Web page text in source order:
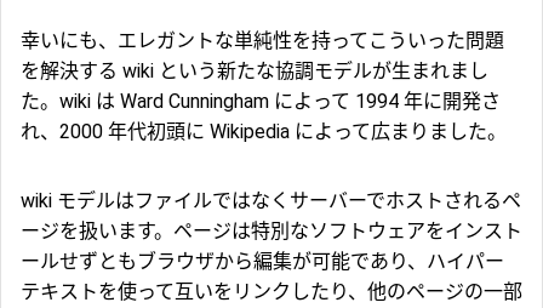
幸いにも、エレガントな単純性を持ってこういった問題
を解決する wiki という新たな協調モデルが生まれまし
た。wiki は Ward Cunningham によって 1994 年に開発さ
れ、2000 年代初頭に Wikipedia によって広まりました。
wiki モデルはファイルではなくサーバーでホストされるペ
ージを扱います。ページは特別なソフトウェアをインスト
ールせずともブラウザから編集が可能であり、ハイパー
テキストを使って互いをリンクしたり、他のページの一部